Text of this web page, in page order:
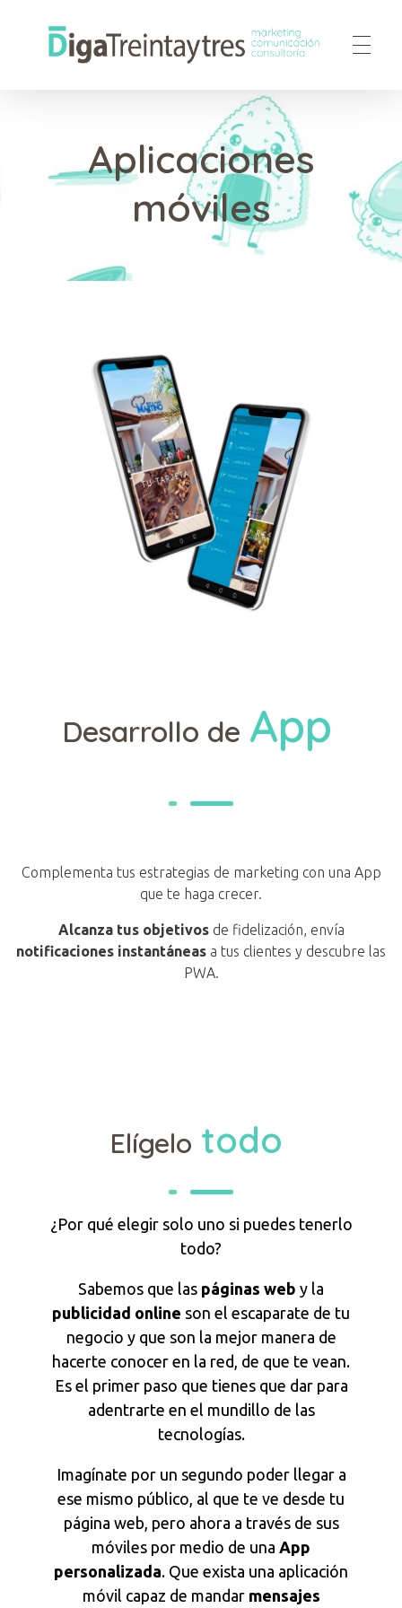
Aplicaciones
móviles
Desarrollo de App
Complementa tus estrategias de marketing con una App
que te haga crecer.
Alcanza tus objetivosde fidelización, envía
notificaciones instantáneas a tus clientes y descubre las
PWA.
Elígelo todo
¿Por qué elegir solo uno si puedes tenerlo
todo?
Sabemos que las páginas web y la
publicidad online son el escaparate de tu
negocio y que son la mejor manera de
hacerte conocer en la red, de que te vean.
Es el primer paso que tienes que dar para
adentrarte en el mundillo de las
tecnologías.
Imagínate por un segundo poder llegar a
ese mismo público, al que te ve desde tu
página web, pero ahora a través de sus
móviles por medio de una App
personalizada. Que exista una aplicación
móvil capaz de mandar mensajes